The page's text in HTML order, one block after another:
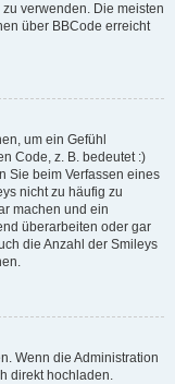
verwenden. Die meisten
über BBCode erreicht
um ein Gefühl
Code, z. B. bedeutet :)
Sie beim Verfassen eines
nicht zu häufig zu
machen und ein
überarbeiten oder gar
die Anzahl der Smileys
Wenn die Administration
direkt hochladen.